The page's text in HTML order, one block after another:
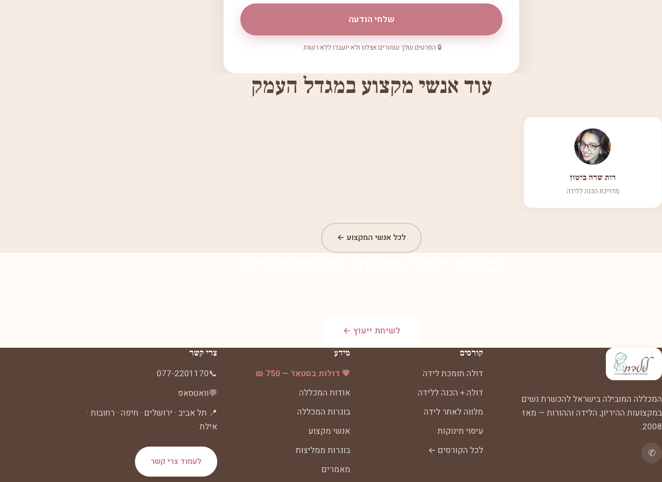
שלחי הודעה
🔒 הפרטים שלך שמורים אצלנו ולא יועברו ללא רשות.
עוד אנשי מקצוע במגדל העמק
רות שרה ביטון
מדריכת הכנה ללידה
לכל אנשי המקצוע ←
לשיחת ייעוץ ←
המכללה המובילה בישראל להכשרת נשים
במקצועות ההיריון, הלידה וההורות — מאז
2008.
✆
קורסים
דולה תומכת לידה
דולה + הכנה ללידה
מלווה לאחר לידה
עיסוי תינוקות
לכל הקורסים ←
מידע
💗 דולות בסטאז' — 750 ₪
אודות המכללה
בוגרות המכללה
אנשי מקצוע
בוגרות ממליצות
מאמרים
צרי קשר
📞
077-2201170
💬וואטסאפ
📍 תל אביב · ירושלים · חיפה · רחובות ·
אילת
לעמוד צרי קשר